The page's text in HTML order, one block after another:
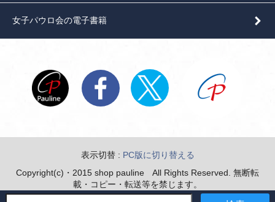
女子パウロ会の電子書籍
表示切替 : PC版に切り替える
Copyright(c)・2015 shop pauline All Rights Reserved. 無断転
載・コピー・転送等を禁じます。